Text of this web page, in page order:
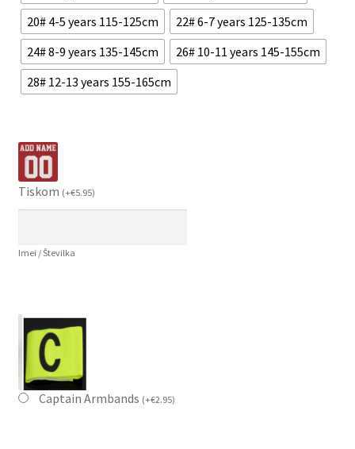
20# 4-5 years 115-125cm
22# 6-7 years 125-135cm
24# 8-9 years 135-145cm
26# 10-11 years 145-155cm
28# 12-13 years 155-165cm
Tiskom (+€5.95)
Imei / Številka
Captain Armbands (+€2.95)